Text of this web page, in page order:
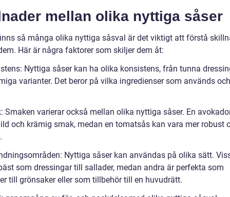
mellan olika nyttiga såser
så många olika nyttiga såsval är det viktigt att förstå
Här är några faktorer som skiljer dem åt:
Nyttiga såser kan ha olika konsistens, från tunna
varianter. Det beror på vilka ingredienser som används
Smaken varierar också mellan olika nyttiga såser. En
och krämig smak, medan en tomatsås kan vara mer robust
Nyttiga såser kan användas på olika sätt.
som dressingar till sallader, medan andra är perfekta som
till grönsaker eller som tillbehör till en huvudrätt.